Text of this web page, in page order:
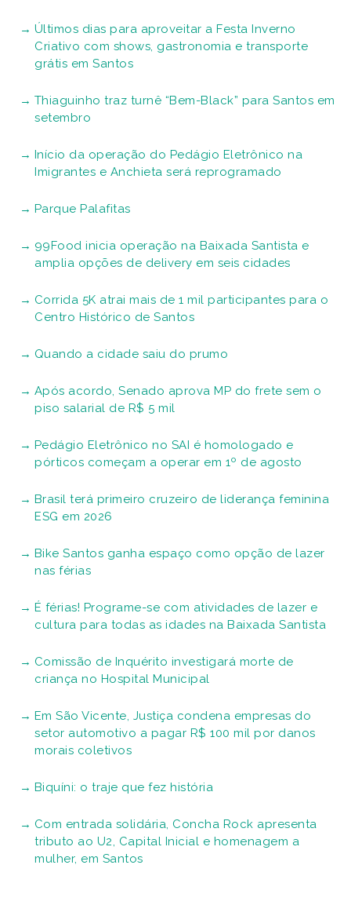
Últimos dias para aproveitar a Festa Inverno
Criativo com shows, gastronomia e transporte
grátis em Santos
Thiaguinho traz turnê “Bem-Black” para Santos em
setembro
Início da operação do Pedágio Eletrônico na
Imigrantes e Anchieta será reprogramado
Parque Palafitas
99Food inicia operação na Baixada Santista e
amplia opções de delivery em seis cidades
Corrida 5K atrai mais de 1 mil participantes para o
Centro Histórico de Santos
Quando a cidade saiu do prumo
Após acordo, Senado aprova MP do frete sem o
piso salarial de R$ 5 mil
Pedágio Eletrônico no SAI é homologado e
pórticos começam a operar em 1º de agosto
Brasil terá primeiro cruzeiro de liderança feminina
ESG em 2026
Bike Santos ganha espaço como opção de lazer
nas férias
É férias! Programe-se com atividades de lazer e
cultura para todas as idades na Baixada Santista
Comissão de Inquérito investigará morte de
criança no Hospital Municipal
Em São Vicente, Justiça condena empresas do
setor automotivo a pagar R$ 100 mil por danos
morais coletivos
Biquíni: o traje que fez história
Com entrada solidária, Concha Rock apresenta
tributo ao U2, Capital Inicial e homenagem a
mulher, em Santos